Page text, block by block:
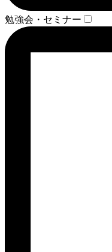
勉強会・セミナー